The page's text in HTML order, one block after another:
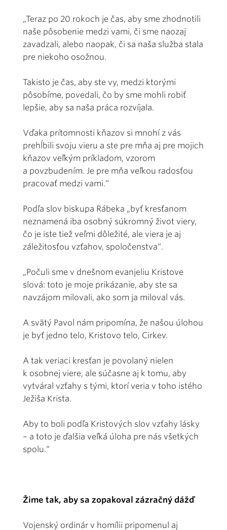
„Teraz po 20 rokoch je čas, aby sme zhodnotili
naše pôsobenie medzi vami, či sme naozaj
zavadzali, alebo naopak, či sa naša služba stala
pre niekoho osožnou.
Takisto je čas, aby ste vy, medzi ktorými
pôsobíme, povedali, čo by sme mohli robiť
lepšie, aby sa naša práca rozvíjala.
Vďaka prítomnosti kňazov si mnohí z vás
prehĺbili svoju vieru a ste pre mňa aj pre mojich
kňazov veľkým príkladom, vzorom
a povzbudením. Je pre mňa veľkou radosťou
pracovať medzi vami.“
Podľa slov biskupa Rábeka „byť kresťanom
neznamená iba osobný súkromný život viery,
čo je iste tiež veľmi dôležité, ale viera je aj
záležitosťou vzťahov, spoločenstva“.
„Počuli sme v dnešnom evanjeliu Kristove
slová: toto je moje prikázanie, aby ste sa
navzájom milovali, ako som ja miloval vás.
A svätý Pavol nám pripomína, že našou úlohou
je byť jedno telo, Kristovo telo, Cirkev.
A tak veriaci kresťan je povolaný nielen
k osobnej viere, ale súčasne aj k tomu, aby
vytváral vzťahy s tými, ktorí veria v toho istého
Ježiša Krista.
Aby to boli podľa Kristových slov vzťahy lásky
– a toto je ďalšia veľká úloha pre nás všetkých
spolu.“
Žime tak, aby sa zopakoval zázračný dážď
Vojenský ordinár v homílii pripomenul aj